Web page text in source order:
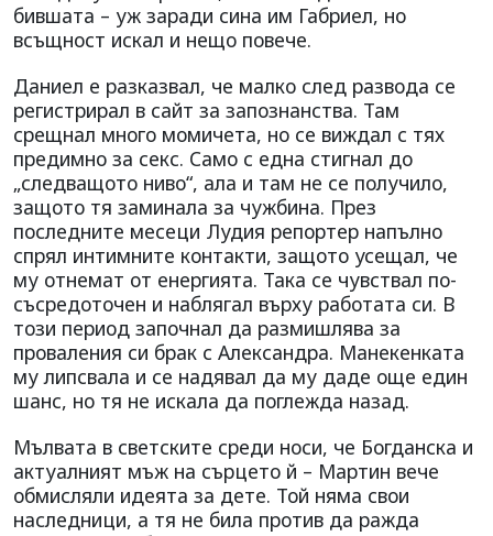
бившата – уж заради сина им Габриел, но
всъщност искал и нещо повече.
Даниел е разказвал, че малко след развода се
регистрирал в сайт за запознанства. Там
срещнал много момичета, но се виждал с тях
предимно за секс. Само с една стигнал до
„следващото ниво“, ала и там не се получило,
защото тя заминала за чужбина. През
последните месеци Лудия репортер напълно
спрял интимните контакти, защото усещал, че
му отнемат от енергията. Така се чувствал по-
съсредоточен и наблягал върху работата си. В
този период започнал да размишлява за
проваления си брак с Александра. Манекенката
му липсвала и се надявал да му даде още един
шанс, но тя не искала да поглежда назад.
Мълвата в светските среди носи, че Богданска и
актуалният мъж на сърцето й – Мартин вече
обмисляли идеята за дете. Той няма свои
наследници, а тя не била против да ражда